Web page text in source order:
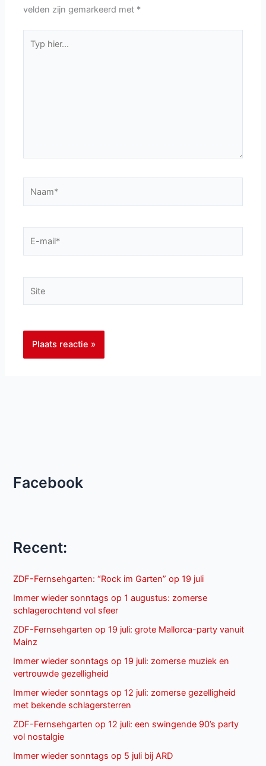
velden zijn gemarkeerd met *
hier...
mail*
Facebook
Recent:
ZDF-Fernsehgarten: “Rock im Garten” op 19 juli
Immer wieder sonntags op 1 augustus: zomerse
schlagerochtend vol sfeer
ZDF-Fernsehgarten op 19 juli: grote Mallorca-party vanuit
Mainz
Immer wieder sonntags op 19 juli: zomerse muziek en
vertrouwde gezelligheid
Immer wieder sonntags op 12 juli: zomerse gezelligheid
met bekende schlagersterren
ZDF-Fernsehgarten op 12 juli: een swingende 90’s party
vol nostalgie
Immer wieder sonntags op 5 juli bij ARD